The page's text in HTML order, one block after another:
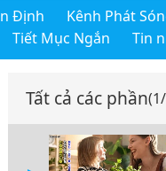
Định Kênh Phát
Tiết Mục Ngắn Tin
Tất cả các phần